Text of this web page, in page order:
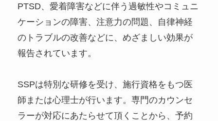
PTSD、愛着障害などに伴う過敏性やコミュニ
ケーションの障害、注意力の問題、自律神経
のトラブルの改善などに、めざましい効果が
報告されています。
SSPは特別な研修を受け、施行資格をもつ医
師または心理士が行います。専門のカウンセ
ラーが対応にあたらせて頂くことから、予約